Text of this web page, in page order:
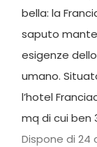
bella: la
saputo
esigenze
umano.
l’hotel
mq di cui ben
Dispone di